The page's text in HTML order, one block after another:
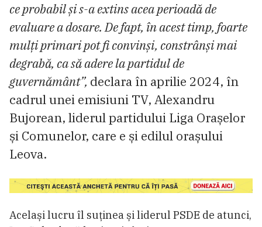
ce probabil și s-a extins acea perioadă de
evaluare a dosare. De fapt, în acest timp, foarte
mulți primari pot fi convinși, constrânși mai
degrabă, ca să adere la partidul de
guvernământ”, declara în aprilie 2024, în
cadrul unei emisiuni TV, Alexandru
Bujorean, liderul partidului Liga Orașelor
și Comunelor, care e și edilul orașului
Leova.
Același lucru îl suținea și liderul PSDE de atunci,